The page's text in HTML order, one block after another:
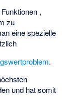
,
zu
eine spezielle
.
und hat somit